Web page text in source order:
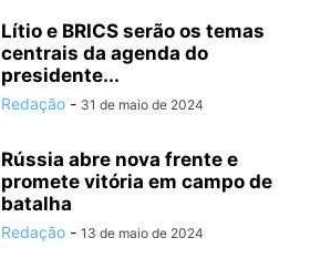
Lítio e BRICS serão os temas
centrais da agenda do
presidente...
Redação - 31 de maio de 2024
Rússia abre nova frente e
promete vitória em campo de
batalha
Redação - 13 de maio de 2024